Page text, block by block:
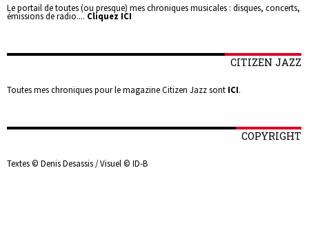
Le portail de toutes (ou presque) mes chroniques musicales : disques, concerts,
émissions de radio.... Cliquez ICI
CITIZEN JAZZ
Toutes mes chroniques pour le magazine Citizen Jazz sont ICI.
COPYRIGHT
Textes © Denis Desassis / Visuel © ID-B